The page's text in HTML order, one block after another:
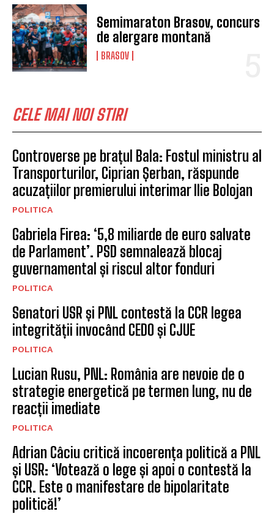
Semimaraton Brasov, concurs
de alergare montană
BRASOV
CELE MAI NOI STIRI
Controverse pe brațul Bala: Fostul ministru al
Transporturilor, Ciprian Șerban, răspunde
acuzațiilor premierului interimar Ilie Bolojan
POLITICA
Gabriela Firea: ‘5,8 miliarde de euro salvate
de Parlament’. PSD semnalează blocaj
guvernamental și riscul altor fonduri
POLITICA
Senatori USR și PNL contestă la CCR legea
integrității invocând CEDO și CJUE
POLITICA
Lucian Rusu, PNL: România are nevoie de o
strategie energetică pe termen lung, nu de
reacții imediate
POLITICA
Adrian Câciu critică incoerența politică a PNL
și USR: ‘Votează o lege și apoi o contestă la
CCR. Este o manifestare de bipolaritate
politică!’